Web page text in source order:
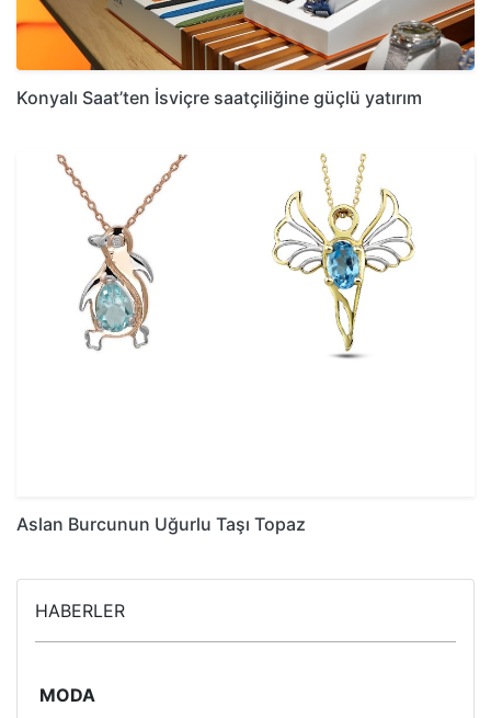
Konyalı Saat’ten İsviçre saatçiliğine güçlü yatırım
Aslan Burcunun Uğurlu Taşı Topaz
HABERLER
MODA